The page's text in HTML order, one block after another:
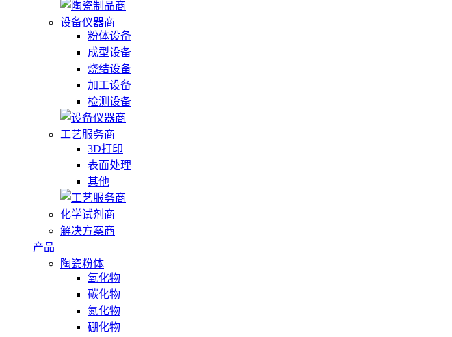
设备仪器商
粉体设备
成型设备
烧结设备
加工设备
检测设备
工艺服务商
3D打印
表面处理
其他
化学试剂商
解决方案商
产品
陶瓷粉体
氧化物
碳化物
氮化物
硼化物